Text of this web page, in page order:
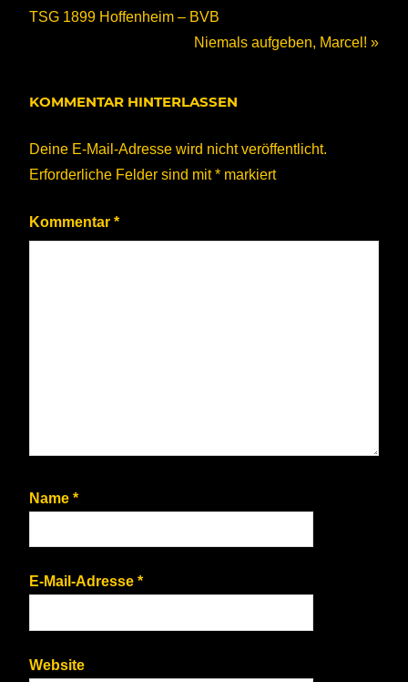
TSG 1899 Hoffenheim – BVB
Nächster
Niemals aufgeben, Marcel!
KOMMENTAR HINTERLASSEN
Deine E-Mail-Adresse wird nicht veröffentlicht.
Erforderliche Felder sind mit* markiert
Kommentar *
Name *
E-Mail-Adresse *
Website